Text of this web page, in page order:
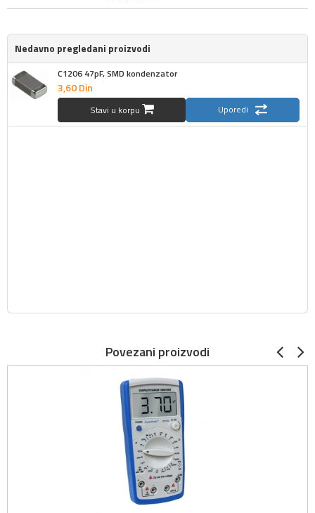
Nedavno pregledani proizvodi
C1206 47pF, SMD kondenzator
3,60Din
Stavi u korpu Uporedi
Povezani proizvodi